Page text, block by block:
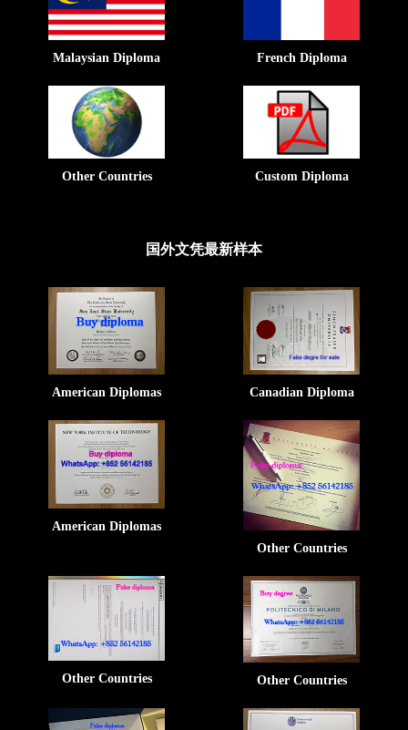
Malaysian Diploma French Diploma
Other Countries Custom Diploma
国外文凭最新样本
American Diplomas Canadian Diploma
American Diplomas
Other Countries
Other Countries Other Countries